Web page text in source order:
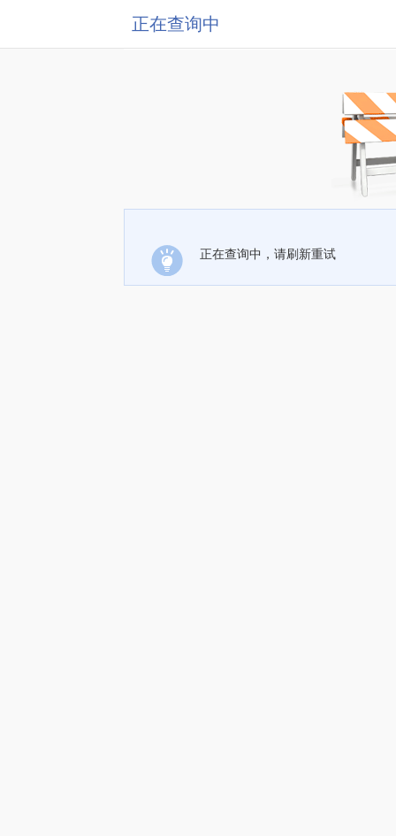
正在查询中
正在查询中，请刷新重试